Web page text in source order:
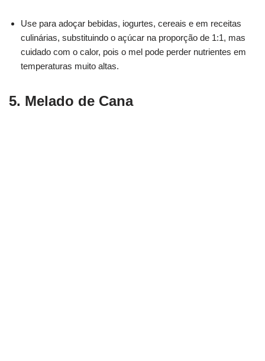
Use para adoçar bebidas, iogurtes, cereais e em receitas
culinárias, substituindo o açúcar na proporção de 1:1, mas
cuidado com o calor, pois o mel pode perder nutrientes em
temperaturas muito altas.
5. Melado de Cana